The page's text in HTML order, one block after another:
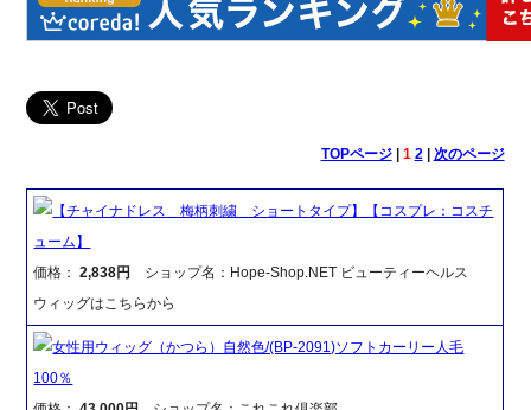
TOPページ| 1 2| 次のページ
【チャイナドレス 梅柄刺繍 ショートタイプ】【コスプレ：コスチ
ューム】
価格：2,838円
ショップ名：Hope-Shop.NET ビューティーヘルス
ウィッグはこちらから
女性用ウィッグ（かつら）自然色/(BP-2091)ソフトカーリー人毛
100％